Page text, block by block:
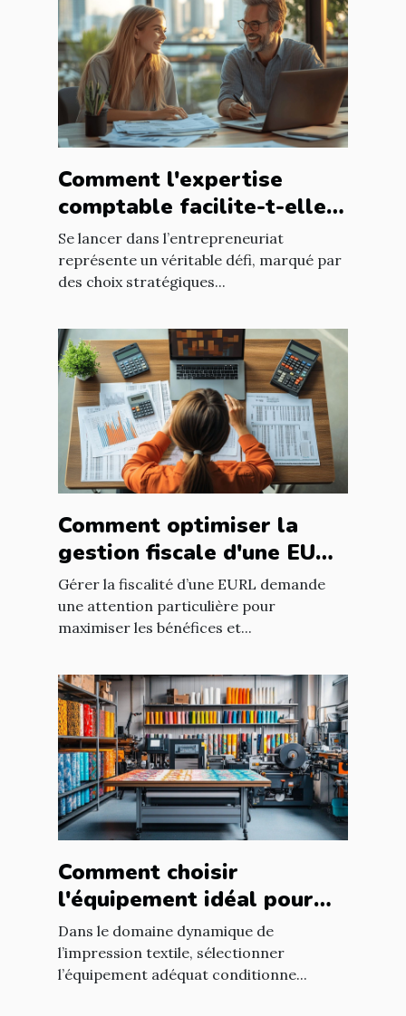
Comment l'expertise
comptable facilite-t-elle
le succès des nouveaux
entrepreneurs ?
Se lancer dans l’entrepreneuriat
représente un véritable défi, marqué par
des choix stratégiques...
Comment optimiser la
gestion fiscale d'une EURL
?
Gérer la fiscalité d’une EURL demande
une attention particulière pour
maximiser les bénéfices et...
Comment choisir
l'équipement idéal pour
votre atelier d'impression
textile ?
Dans le domaine dynamique de
l’impression textile, sélectionner
l’équipement adéquat conditionne...